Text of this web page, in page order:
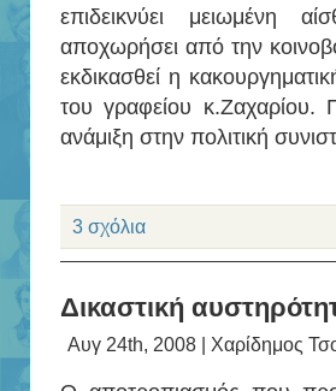
επιδεικνύει μειωμένη
αποχωρήσει από την
εκδικασθεί η
του γραφείου κ.Ζαχαρίου.
ανάμιξη στην πολιτική
3 σχόλια
Δικαστική
Αυγ 24th, 2008 | Χαρίδημος